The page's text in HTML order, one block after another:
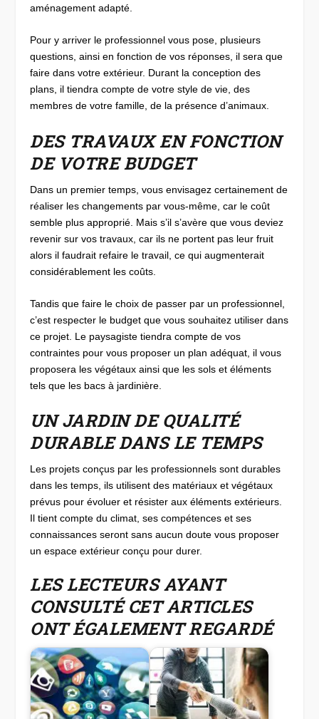
aménagement adapté.
Pour y arriver le professionnel vous pose, plusieurs
questions, ainsi en fonction de vos réponses, il sera que
faire dans votre extérieur. Durant la conception des
plans, il tiendra compte de votre style de vie, des
membres de votre famille, de la présence d’animaux.
DES TRAVAUX EN FONCTION
DE VOTRE BUDGET
Dans un premier temps, vous envisagez certainement de
réaliser les changements par vous-même, car le coût
semble plus approprié. Mais s’il s’avère que vous deviez
revenir sur vos travaux, car ils ne portent pas leur fruit
alors il faudrait refaire le travail, ce qui augmenterait
considérablement les coûts.
Tandis que faire le choix de passer par un professionnel,
c’est respecter le budget que vous souhaitez utiliser dans
ce projet. Le paysagiste tiendra compte de vos
contraintes pour vous proposer un plan adéquat, il vous
proposera les végétaux ainsi que les sols et éléments
tels que les bacs à jardinière.
UN JARDIN DE QUALITÉ
DURABLE DANS LE TEMPS
Les projets conçus par les professionnels sont durables
dans les temps, ils utilisent des matériaux et végétaux
prévus pour évoluer et résister aux éléments extérieurs.
Il tient compte du climat, ses compétences et ses
connaissances seront sans aucun doute vous proposer
un espace extérieur conçu pour durer.
LES LECTEURS AYANT
CONSULTÉ CET ARTICLES
ONT ÉGALEMENT REGARDÉ